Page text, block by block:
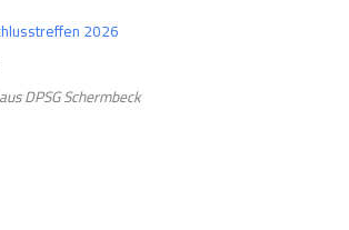
2026
DPSG Schermbeck